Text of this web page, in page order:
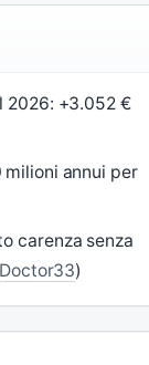
2026: +3.052 €
milioni annui per
carenza senza
Doctor33)